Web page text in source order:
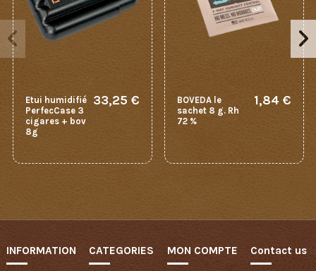
Etui humidifié
PerfecCase 3
cigares + bov
8g
33,25 €
BOVEDA le
sachet 8 g. Rh
72 %
1,84 €
INFORMATION CATEGORIES MON COMPTE Contact us